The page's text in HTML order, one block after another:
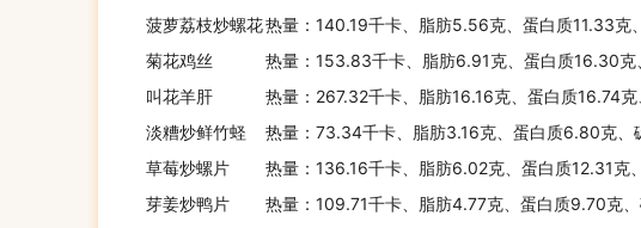
菠萝荔枝炒螺花热量：140.19千卡、脂肪5.56克、蛋白质11.33克
菊花鸡丝
热量：153.83千卡、脂肪6.91克、蛋白质16.30克
叫花羊肝
热量：267.32千卡、脂肪16.16克、蛋白质16.74
淡糟炒鲜竹蛏
热量：73.34千卡、脂肪3.16克、蛋白质6.80克、
草莓炒螺片
热量：136.16千卡、脂肪6.02克、蛋白质12.31克
芽姜炒鸭片
热量：109.71千卡、脂肪4.77克、蛋白质9.70克